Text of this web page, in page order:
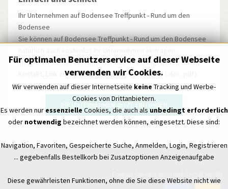
Ihr Unternehmen auf Bodensee Treffpunkt - Rund um den
Bodensee
Sie können auf Bodensee Treffpunkt - Rund um den Bodensee
Inserieren Sie mit ausführlicher Beschreibung, Bilder, Label,
Kontakt, Link zur Homepage, Video, Dokumente (.doc .pdf)
u.v.m.
IHR UNTERNEHMEN JETZT EINTRAGEN
Für optimalen Benutzerservice auf dieser Webseite
verwenden wir Cookies.
Wir verwenden auf dieser Internetseite keine Tracking und Werbe-
Cookies von Drittanbietern.
Es werden nur essenzielle Cookies, die auch alsunbedingt erforderlich
oder notwendig bezeichnet werden können, eingesetzt. Diese sind:
Navigation, Favoriten, Gespeicherte Suche, Anmelden, Login, Registrieren
... gegebenfalls Bestellkorb bei Zusatzoptionen Anzeigenaufgabe
Diese gewährleisten Funktionen, ohne die Sie diese Website nicht wie